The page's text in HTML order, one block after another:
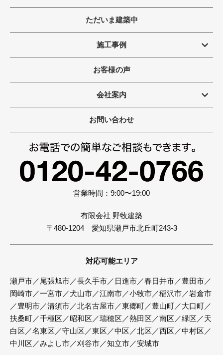
ただいま建築中
施工事例
お客様の声
会社案内
お問い合わせ
営業時間：9:00〜19:00
有限会社 野牧建築
〒480-1204 愛知県瀬戸市北丘町243-3
対応可能エリア
瀬戸市／尾張旭市／長久手市／日進市／春日井市／豊田市／
岡崎市／一宮市／犬山市／江南市／小牧市／稲沢市／岩倉市
／豊明市／清須市／北名古屋市／東郷町／豊山町／大口町／
扶桑町／千種区／昭和区／瑞穂区／熱田区／南区／緑区／天
白区／名東区／守山区／東区／中区／北区／西区／中村区／
中川区／みよし市／刈谷市／知立市／安城市